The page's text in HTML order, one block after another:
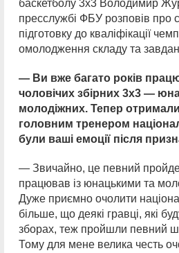
баскетболу 3х3 Володимир
пресслужбі ФБУ розповів про
підготовку до кваліфікації
омолодження складу та
— Ви вже багато років
чоловічих збірних 3х3 —
молодіжних. Тепер
головним тренером
були ваші емоції після
— Звичайно, це певний
працював із юнацькими та
Дуже приємно очолити
більше, що деякі гравці, які
зборах, теж пройшли певний
Тому для мене велика честь